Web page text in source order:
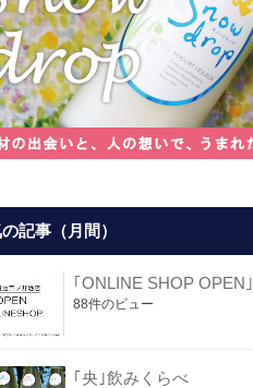
記事（月間）
｢ONLINE SHOP OPEN｣
88件のビュー
｢央｣飲みくらべ